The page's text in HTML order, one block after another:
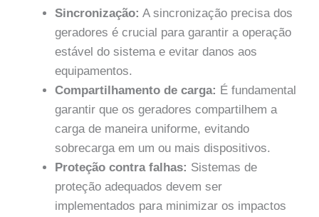
Sincronização: A sincronização precisa dos
geradores é crucial para garantir a operação
estável do sistema e evitar danos aos
equipamentos.
Compartilhamento de carga: É fundamental
garantir que os geradores compartilhem a
carga de maneira uniforme, evitando
sobrecarga em um ou mais dispositivos.
Proteção contra falhas: Sistemas de
proteção adequados devem ser
implementados para minimizar os impactos